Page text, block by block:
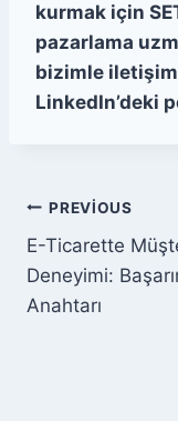
kurmak için
pazarlama
bizimle
LinkedIn’deki
Yazı
PREVIOUS
E-Ticarette
Deneyimi:
Anahtarı